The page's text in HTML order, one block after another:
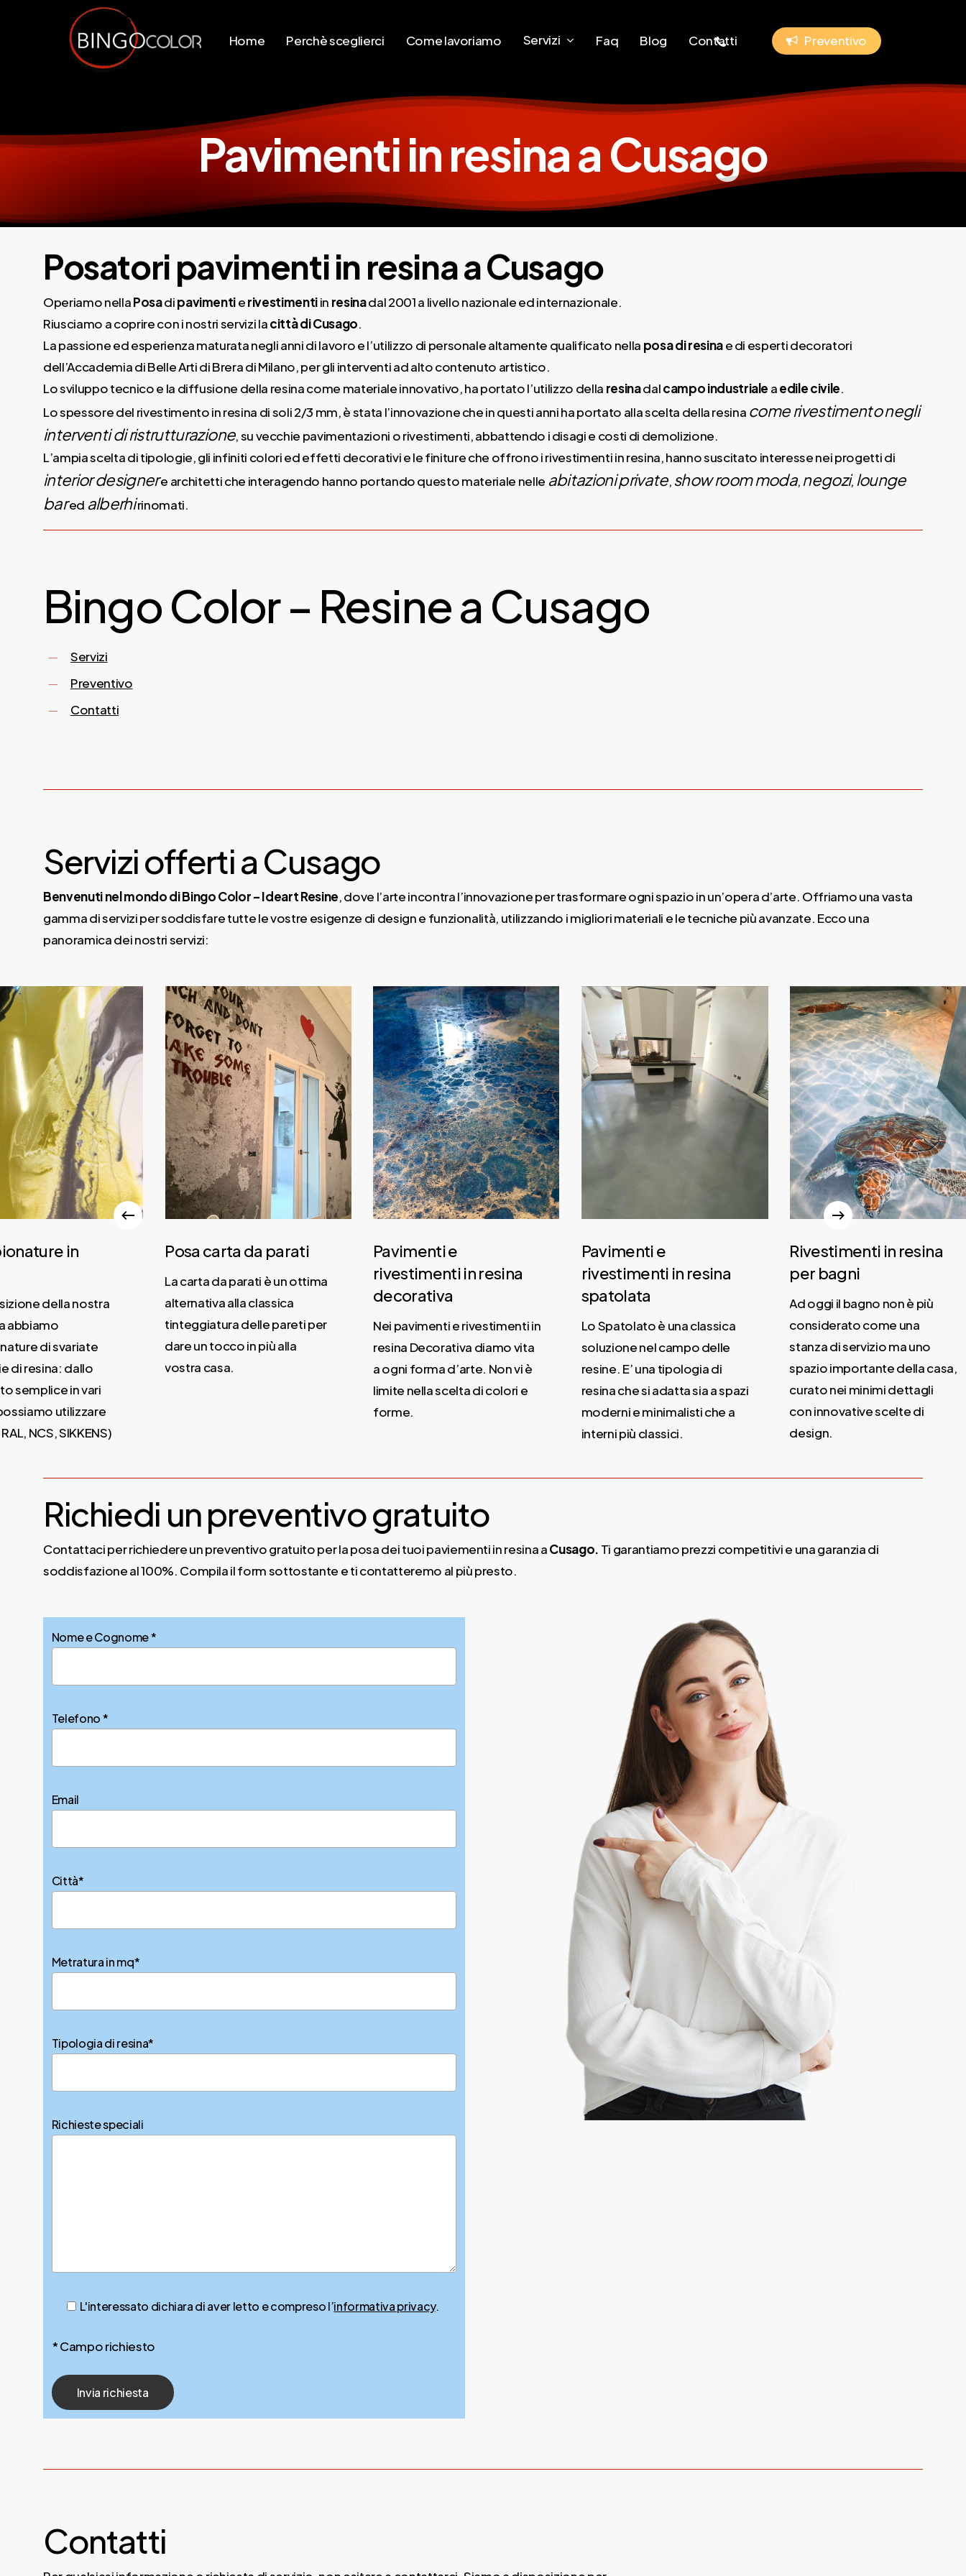
Home Perchè sceglierci Come lavoriamo Servizi Faq Blog Contatti
phone Preventivo
Pavimenti in resina a Cusago
Posatori pavimenti in resina a Cusago
Operiamo nellaPosadipavimentierivestimentiin resinadal 2001 a livello nazionale ed internazionale.
Riusciamo a coprire con i nostri servizi lacittà di Cusago.
La passione ed esperienza maturata negli anni di lavoro e l’utilizzo di personale altamente qualificato nella posa di resinae di esperti decoratori
dell’Accademia di Belle Arti di Brera di Milano, per gli interventi ad alto contenuto artistico.
Lo sviluppo tecnico e la diffusione della resina come materiale innovativo, ha portato l’utilizzo della resinadalcampo industriale aedile civile.
Lo spessore del rivestimento in resina di soli 2/3 mm, è stata l’innovazione che in questi anni ha portato alla scelta della resina come rivestimento negli
interventi di ristrutturazione, su vecchie pavimentazioni o rivestimenti, abbattendo i disagi e costi di demolizione.
L’ampia scelta di tipologie, gli infiniti colori ed effetti decorativi e le finiture che offrono i rivestimenti in resina, hanno suscitato interesse nei progetti di
interior designere architetti che interagendo hanno portando questo materiale nelle abitazioni private,show room moda, negozi, lounge
bared alberhirinomati.
Bingo Color – Resine a Cusago
Servizi
Preventivo
Contatti
Servizi offerti a Cusago
Benvenuti nel mondo di Bingo Color – Ideart Resine, dove l’arte incontra l’innovazione per trasformare ogni spazio in un’opera d’arte. Offriamo una vasta
gamma di servizi per soddisfare tutte le vostre esigenze di design e funzionalità, utilizzando i migliori materiali e le tecniche più avanzate. Ecco una
panoramica dei nostri servizi:
Pavimenti e
rivestimenti in resina
decorativa
Nei pavimenti e rivestimenti in
resina Decorativa diamo vita
a ogni forma d’arte. Non vi è
limite nella scelta di colori e
forme.
Daily
anti-
aging
cream
Pavimenti e
rivestimenti in resina
spatolata
Lo Spatolato è una classica
soluzione nel campo delle
resine. E’ una tipologia di
resina che si adatta sia a spazi
moderni e minimalisti che a
interni più classici.
Rivestimenti in resina
per bagni
Ad oggi il bagno non è più
considerato come una
stanza di servizio ma uno
spazio importante della casa,
curato nei minimi dettagli
con innovative scelte di
design.
in
della nostra
di svariate
di resina: dallo
semplice in vari
utilizzare
NCS, SIKKENS)
Posa carta da parati
La carta da parati è un ottima
alternativa alla classica
tinteggiatura delle pareti per
dare un tocco in più alla
vostra casa.
Richiedi un preventivo gratuito
Contattaci per richiedere un preventivo gratuito per la posa dei tuoi paviementi in resina aCusago. Ti garantiamo prezzi competitivi e una garanzia di
soddisfazione al 100%. Compila il form sottostante e ti contatteremo al più presto.
Nome e Cognome *
Telefono *
Email
Città*
Metratura in mq*
Tipologia di resina*
Richieste speciali
L'interessato dichiara di aver letto e compreso l’informativa privacy.
* Campo richiesto
Contatti